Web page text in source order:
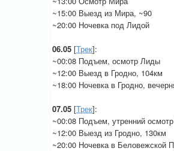
~15:00 Выезд из Мира, ~90
~20:00 Ночевка под Лидой
06.05 [Трек]:
~00:08 Подъем, осмотр Лиды
~12:00 Выезд в Гродно, 104км
~18:00 Ночевка в Гродно,
07.05 [Трек]:
~00:08 Подъем, утренний
~12:00 Выезд из Гродно, 130км
~20:00 Ночевка в Беловежской